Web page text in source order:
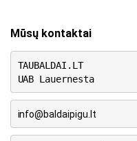
Mūsų kontaktai
TAUBALDAI.LT
UAB Lauernesta
info@baldaipigu.lt